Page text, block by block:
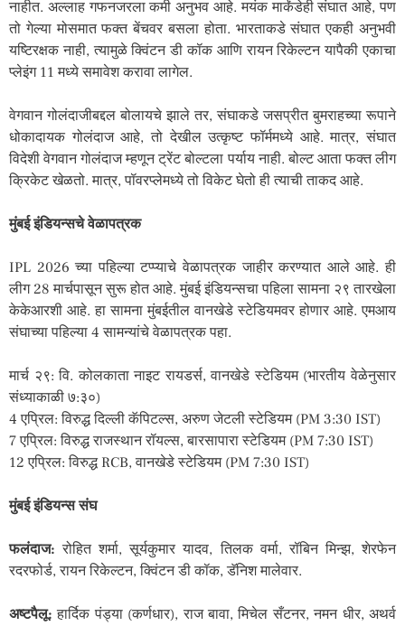
नाहीत. अल्लाह गफनजरला कमी अनुभव आहे. मयंक मार्कंडेही संघात आहे, पण
तो गेल्या मोसमात फक्त बेंचवर बसला होता. भारताकडे संघात एकही अनुभवी
यष्टिरक्षक नाही, त्यामुळे क्विंटन डी कॉक आणि रायन रिकेल्टन यापैकी एकाचा
प्लेइंग 11 मध्ये समावेश करावा लागेल.
वेगवान गोलंदाजीबद्दल बोलायचे झाले तर, संघाकडे जसप्रीत बुमराहच्या रूपाने
धोकादायक गोलंदाज आहे, तो देखील उत्कृष्ट फॉर्ममध्ये आहे. मात्र, संघात
विदेशी वेगवान गोलंदाज म्हणून ट्रेंट बोल्टला पर्याय नाही. बोल्ट आता फक्त लीग
क्रिकेट खेळतो. मात्र, पॉवरप्लेमध्ये तो विकेट घेतो ही त्याची ताकद आहे.
मुंबई इंडियन्सचे वेळापत्रक
IPL 2026 च्या पहिल्या टप्प्याचे वेळापत्रक जाहीर करण्यात आले आहे. ही
लीग 28 मार्चपासून सुरू होत आहे. मुंबई इंडियन्सचा पहिला सामना २९ तारखेला
केकेआरशी आहे. हा सामना मुंबईतील वानखेडे स्टेडियमवर होणार आहे. एमआय
संघाच्या पहिल्या 4 सामन्यांचे वेळापत्रक पहा.
मार्च २९: वि. कोलकाता नाइट रायडर्स, वानखेडे स्टेडियम (भारतीय वेळेनुसार
संध्याकाळी ७:३०)
4 एप्रिल: विरुद्ध दिल्ली कॅपिटल्स, अरुण जेटली स्टेडियम (PM 3:30 IST)
7 एप्रिल: विरुद्ध राजस्थान रॉयल्स, बारसापारा स्टेडियम (PM 7:30 IST)
12 एप्रिल: विरुद्ध RCB, वानखेडे स्टेडियम (PM 7:30 IST)
मुंबई इंडियन्स संघ
फलंदाज: रोहित शर्मा, सूर्यकुमार यादव, तिलक वर्मा, रॉबिन मिन्झ, शेरफेन
रदरफोर्ड, रायन रिकेल्टन, क्विंटन डी कॉक, डॅनिश मालेवार.
अष्टपैलू: हार्दिक पंड्या (कर्णधार), राज बावा, मिचेल सँटनर, नमन धीर, अथर्व